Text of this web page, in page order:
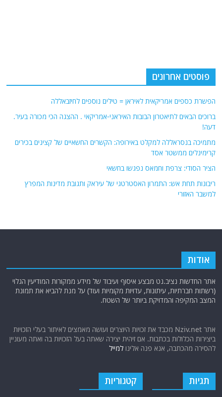
פוסטים אחרונים
הפשרת כספים אמריקאית לאיראן = טילים נוספים לחיזבאללה
ברוכים הבאים לתיאטרון הבובות האיראני-אמריקאי . ההצגה הכי מכורה בעיר.
דעה!
מתמיכה בנסראללה למקלט באירופה: הקשרים החשאיים של קצינים בכירים
קרימינלים ממשטר אסד
הציר הסודי: צרפת וחמאס נפגשו בחשאי
ריבונות תחת אש: התמרון האסטרטגי של עיראק ותגובת מדינות המפרץ
למשבר האזורי
אודות
אתר החדשות נציב.נט מבצע איסוף ועיבוד של מידע ממקורות המודיעין הגלוי
(רשתות חברתיות, עיתונות, עדויות מקומיות ועוד) על מנת להביא את תמונת
המצב המקיפה והמדויקת ביותר של השטח.
אתר Nziv.net מכבד את זכויות היוצרים ועושה מאמצים לאיתור בעלי הזכויות
ביצירות הכלולות בכתבות. אם זיהית יצירה שאתה בעל הזכויות בה ואתה מעוניין
להסירה מהכתבה, אנא פנה אלינולמייל
תגיות קטגוריות